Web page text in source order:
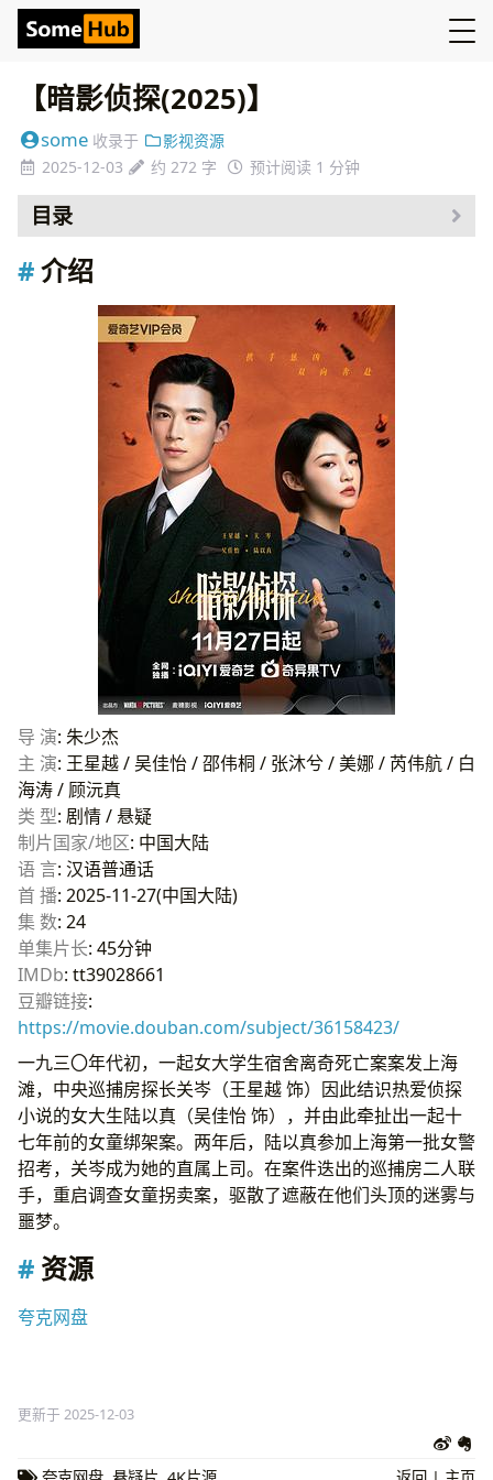
【暗影侦探(2025)】
some 收录于
影视资源
2025-12-03
约 272 字 预计阅读 1 分钟
目录
介绍
资源
介绍
导 演: 朱少杰
主 演: 王星越 / 吴佳怡 / 邵伟桐 / 张沐兮 / 美娜 / 芮伟航 / 白
海涛 / 顾沅真
类 型: 剧情 / 悬疑
制片国家/地区: 中国大陆
语 言: 汉语普通话
首 播: 2025-11-27(中国大陆)
集 数: 24
单集片长: 45分钟
IMDb: tt39028661
豆瓣链接:
https://movie.douban.com/subject/36158423/
一九三〇年代初，一起女大学生宿舍离奇死亡案案发上海
滩，中央巡捕房探长关岑（王星越 饰）因此结识热爱侦探
小说的女大生陆以真（吴佳怡 饰），并由此牵扯出一起十
七年前的女童绑架案。两年后，陆以真参加上海第一批女警
招考，关岑成为她的直属上司。在案件迭出的巡捕房二人联
手，重启调查女童拐卖案，驱散了遮蔽在他们头顶的迷雾与
噩梦。
资源
夸克网盘
更新于 2025-12-03